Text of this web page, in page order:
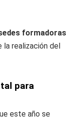
formadoras
la realización del
para
este año se